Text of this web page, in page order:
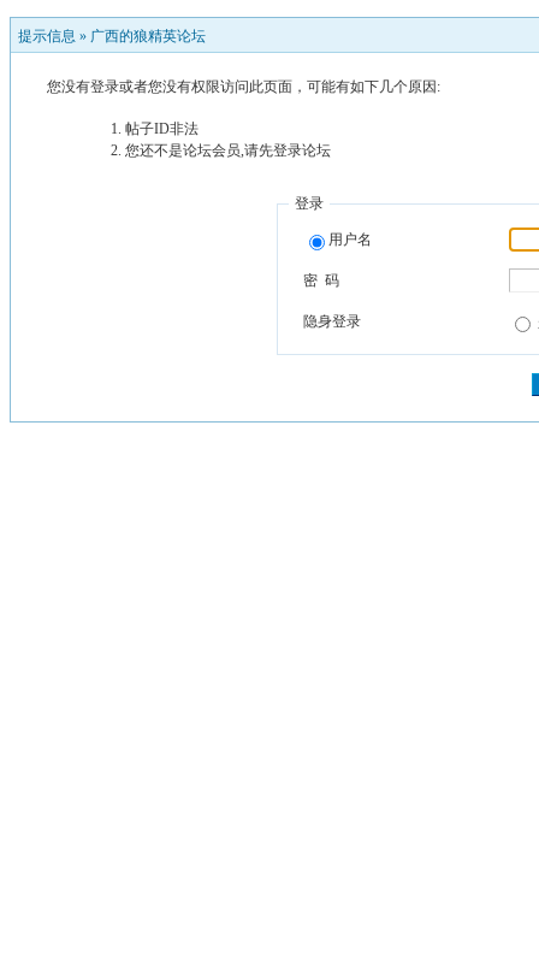
提示信息 » 广西的狼精英论坛
您没有登录或者您没有权限访问此页面，可能有如下几个原因:
帖子ID非法
您还不是论坛会员,请先登录论坛
登录
用户名
密 码
隐身登录